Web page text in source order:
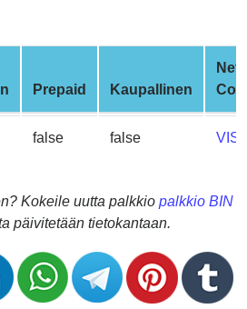
Prepaid Kaupallinen
false false
Kokeile uutta palkkio palkkio BIN
päivitetään tietokantaan.